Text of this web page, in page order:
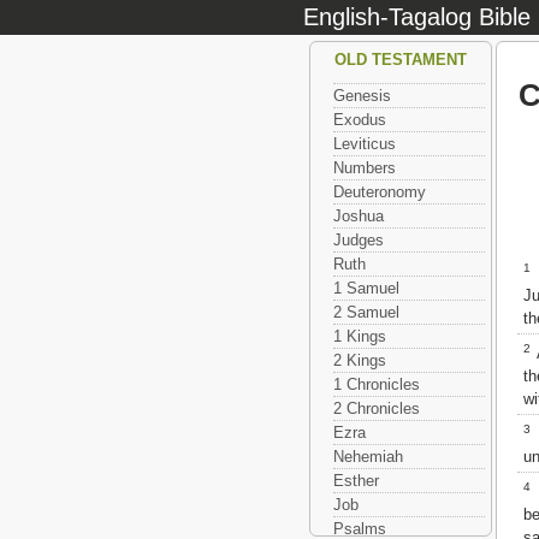
English-Tagalog Bible
1
2
3
4
OLD TESTAMENT
Genesis
Exodus
Leviticus
Numbers
Deuteronomy
Joshua
Judges
Ruth
1 Samuel
2 Samuel
1 Kings
2 Kings
1 Chronicles
2 Chronicles
Ezra
Nehemiah
Esther
Job
Psalms